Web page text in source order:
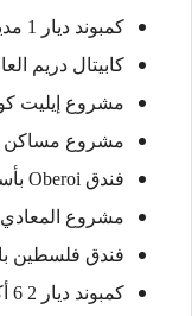
كمبوند ديار 1 مدينة 6 أكتوبر.
كابيتال دريم
مشروع إيليت كورنر
مشروع مساكن
فندق Oberoi بأسوان.
مشروع المعادي
فندق فلسطين
كمبوند ديار 2 6 أكتوبر